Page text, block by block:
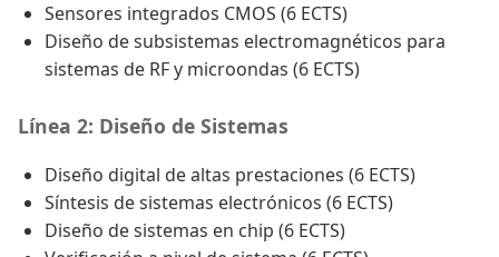
Sensores integrados CMOS (6 ECTS)
Diseño de subsistemas electromagnéticos para
sistemas de RF y microondas (6 ECTS)
Línea 2: Diseño de Sistemas
Diseño digital de altas prestaciones (6 ECTS)
Síntesis de sistemas electrónicos (6 ECTS)
Diseño de sistemas en chip (6 ECTS)